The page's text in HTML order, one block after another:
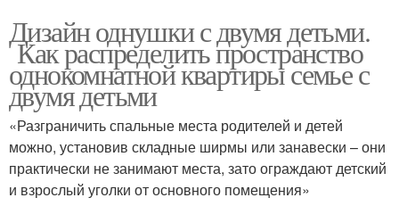
Дизайн однушки с двумя детьми.
Как распределить пространство
однокомнатной квартиры семье с
двумя детьми
«Разграничить спальные места родителей и детей
можно, установив складные ширмы или занавески – они
практически не занимают места, зато ограждают детский
и взрослый уголки от основного помещения»